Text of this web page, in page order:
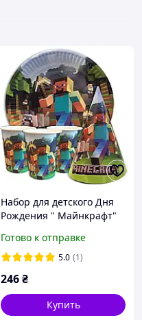
Набор для детского Дня
Рождения " Майнкрафт"
Стаканчики - 10 шт.
Колпачки - 10 шт.
Готово к отправке
5.0 (1)
246₴
Купить